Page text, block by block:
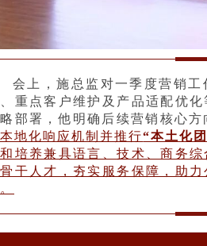
会上，施总监对一季度营销
重点客户维护及产品适配优
部署，他明确后续营销核心方
地化响应机制并推行“本土化
培养兼具语言、技术、商务
干人才，夯实服务保障，助